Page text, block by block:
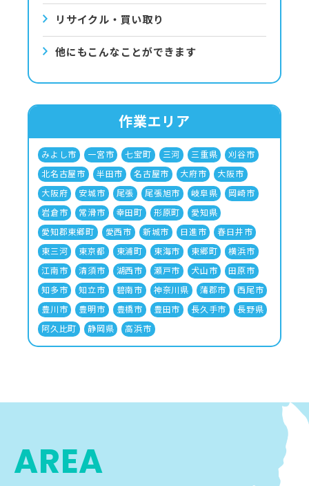
リサイクル・買い取り
他にもこんなことができます
作業エリア
みよし市 一宮市 七宝町 三河 三重県
刈谷市
北名古屋市
半田市 名古屋市 大府市
大阪市
大阪府
安城市 尾張 尾張旭市 岐阜県
岡崎市
岩倉市
常滑市 幸田町 形原町
愛知県
愛知郡東郷町
愛西市 新城市 日進市
春日井市
東三河
東京都 東浦町 東海市 東郷町
横浜市
江南市
清須市 湖西市 瀬戸市 犬山市
田原市
知多市
知立市 碧南市 神奈川県 蒲郡市
西尾市
豊川市
豊明市 豊橋市 豊田市 長久手市
長野県
阿久比町
静岡県 高浜市
AREA